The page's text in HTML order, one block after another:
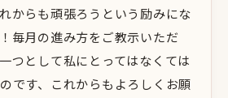
からも頑張ろうという励みにな
毎月の進み方をご教示いただ
つとして私にとってはなくては
です、これからもよろしくお願